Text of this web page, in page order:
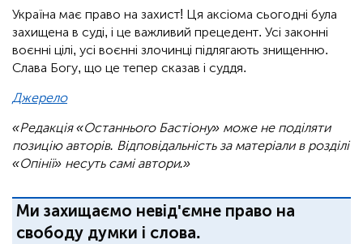
Україна має право на захист! Ця аксіома сьогодні була
захищена в суді, і це важливий прецедент. Усі законні
воєнні цілі, усі воєнні злочинці підлягають знищенню.
Слава Богу, що це тепер сказав і суддя.
Джерело
«Редакція «Останнього Бастіону» може не поділяти
позицію авторів. Відповідальність за матеріали в розділі
«Опінії» несуть самі автори.»
Ми захищаємо невід'ємне право на
свободу думки і слова.